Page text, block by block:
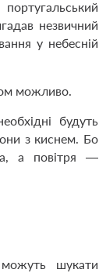
незвичний
у небесній
можливо.
будуть
з киснем. Бо
а повітря —
шукати